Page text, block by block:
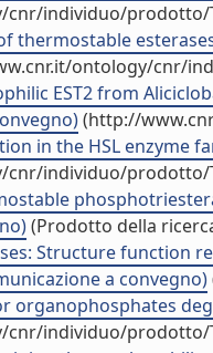
individuo/prodotto/
thermostable
ontology/cnr/
EST2 from
(http://
in the HSL enzyme
individuo/prodotto/
(Prodotto della
Structure function
a convegno)
organophosphates
individuo/prodotto/